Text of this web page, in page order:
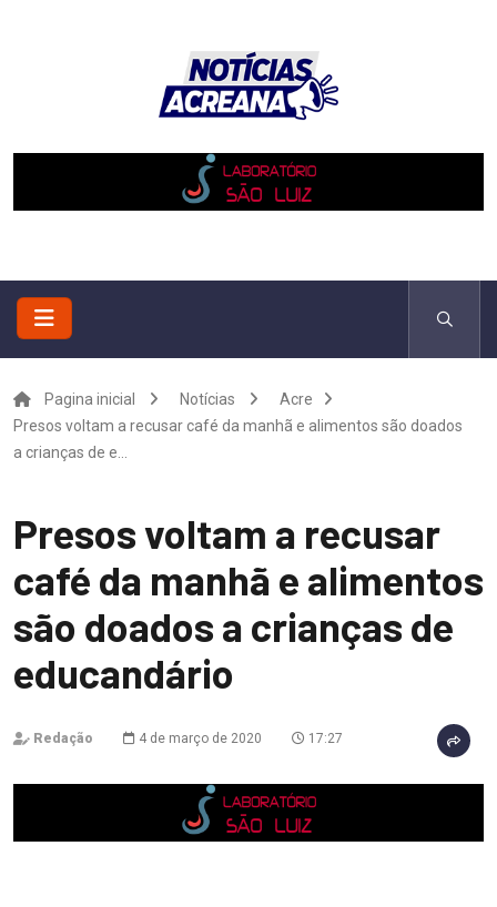
Pagina inicial Notícias
Acre
Presos voltam a recusar café da manhã e alimentos são doados
a crianças de e...
Presos voltam a recusar
café da manhã e alimentos
são doados a crianças de
educandário
Redação 4 de março de 2020 17:27